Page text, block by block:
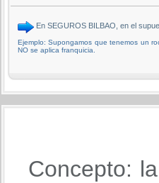
En SEGUROS BILBAO, en el
Ejemplo: Supongamos que tenemos un
NO se aplica franquicia.
Concepto: